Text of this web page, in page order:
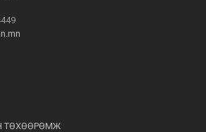
ТӨХӨӨРӨМЖ